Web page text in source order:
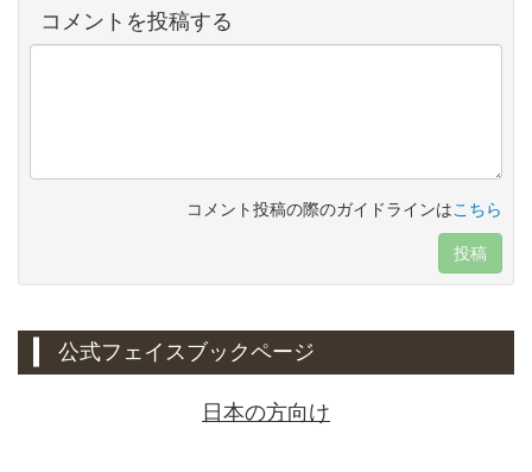
コメントを投稿する
コメント投稿の際のガイドラインはこちら
投稿
公式フェイスブックページ
日本の方向け